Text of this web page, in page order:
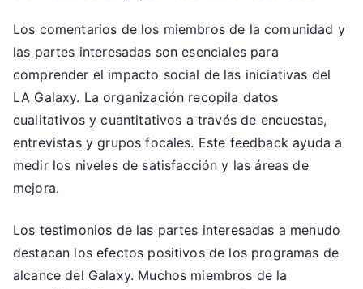
Los comentarios de los miembros de la comunidad y
las partes interesadas son esenciales para
comprender el impacto social de las iniciativas del
LA Galaxy. La organización recopila datos
cualitativos y cuantitativos a través de encuestas,
entrevistas y grupos focales. Este feedback ayuda a
medir los niveles de satisfacción y las áreas de
mejora.
Los testimonios de las partes interesadas a menudo
destacan los efectos positivos de los programas de
alcance del Galaxy. Muchos miembros de la